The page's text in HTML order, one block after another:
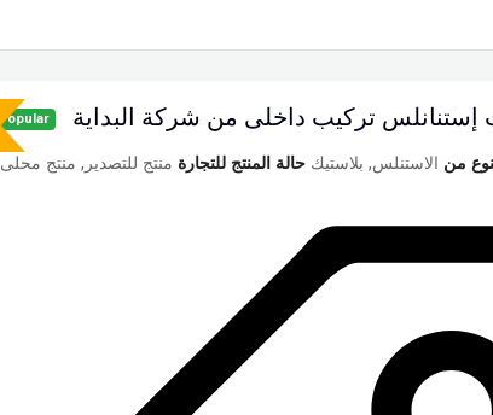
إستنانلس تركيب داخلى من شركة البداية Popular
من الاستنلس, بلاستيك حالة المنتج للتجارة منتج للتصدير, منتج محلى